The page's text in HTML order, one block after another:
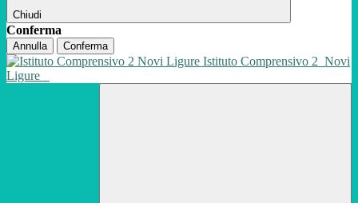
Chiudi
Conferma
Annulla Conferma
Istituto Comprensivo 2 Novi
Ligure